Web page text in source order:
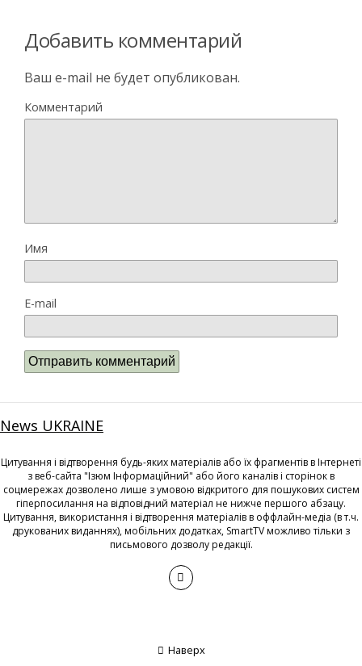
Добавить комментарий
Ваш e-mail не будет опубликован.
Комментарий
Имя
E-mail
News UKRAINE
Цитування і відтворення будь-яких матеріалів або їх фрагментів в Інтернеті
з веб-сайта "Ізюм Інформаційний" або його каналів і сторінок в
соцмережах дозволено лише з умовою відкритого для пошукових систем
гіперпосилання на відповідний матеріал не нижче першого абзацу.
Цитування, використання і відтворення матеріалів в оффлайн-медіа (в т.ч.
друкованих виданнях), мобільних додатках, SmartTV можливо тільки з
письмового дозволу редакції.
Наверх